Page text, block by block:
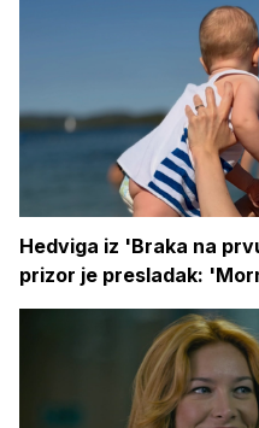
Hedviga iz 'Braka na
prizor je presladak: